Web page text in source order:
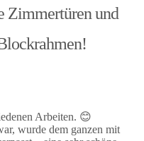
Zimmertüren und
Arbeiten. 😊
wurde dem ganzen mit